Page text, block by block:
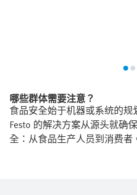
哪些群体需要注意？
食品安全始于机器或系统的规
Festo 的解决方案从源头就确
全：从食品生产人员到消费者